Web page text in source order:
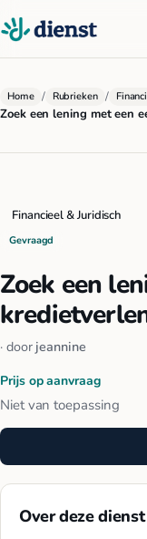
Home / Rubrieken /
Zoek een lening met een
Financieel & Juridisch
Gevraagd
Zoek een
· door jeannine
Prijs op aanvraag
Niet van toepassing
Over deze dienst